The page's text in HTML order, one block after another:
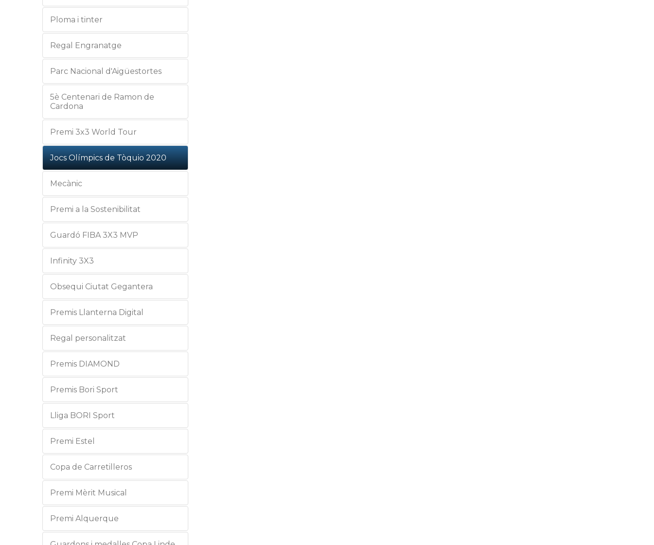
Ploma i tinter
Regal Engranatge
Parc Nacional d'Aigüestortes
5è Centenari de Ramon de
Cardona
Premi 3x3 World Tour
Jocs Olímpics de Tòquio 2020
Mecànic
Premi a la Sostenibilitat
Guardó FIBA 3X3 MVP
Infinity 3X3
Obsequi Ciutat Gegantera
Premis Llanterna Digital
Regal personalitzat
Premis DIAMOND
Premis Bori Sport
Lliga BORI Sport
Premi Estel
Copa de Carretilleros
Premi Mèrit Musical
Premi Alquerque